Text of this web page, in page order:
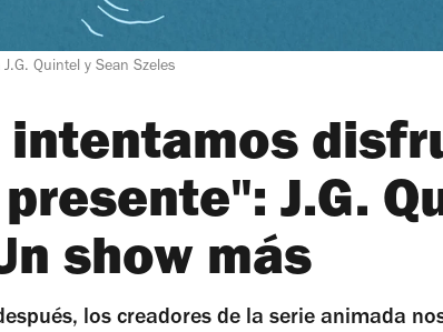
Quintel y Sean Szeles
intentamos
J.G.
show más
los creadores de la serie animada